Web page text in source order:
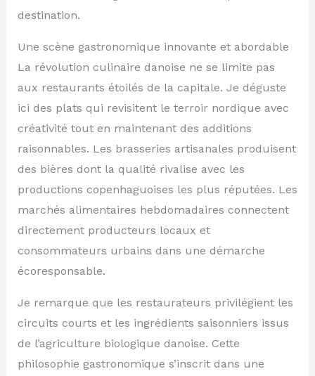
destination.
Une scène gastronomique innovante et abordable
La révolution culinaire danoise ne se limite pas
aux restaurants étoilés de la capitale. Je déguste
ici des plats qui revisitent le terroir nordique avec
créativité tout en maintenant des additions
raisonnables. Les brasseries artisanales produisent
des bières dont la qualité rivalise avec les
productions copenhaguoises les plus réputées. Les
marchés alimentaires hebdomadaires connectent
directement producteurs locaux et
consommateurs urbains dans une démarche
écoresponsable.
Je remarque que les restaurateurs privilégient les
circuits courts et les ingrédients saisonniers issus
de l’agriculture biologique danoise. Cette
philosophie gastronomique s’inscrit dans une